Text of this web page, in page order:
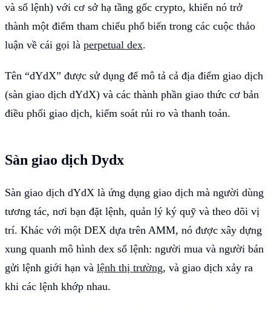
và sổ lệnh) với cơ sở hạ tầng gốc crypto, khiến nó trở
thành một điểm tham chiếu phổ biến trong các cuộc thảo
luận về cái gọi là perpetual dex.
Tên “dYdX” được sử dụng để mô tả cả địa điểm giao dịch
(sàn giao dịch dYdX) và các thành phần giao thức cơ bản
điều phối giao dịch, kiểm soát rủi ro và thanh toán.
Sàn giao dịch Dydx
Sàn giao dịch dYdX là ứng dụng giao dịch mà người dùng
tương tác, nơi bạn đặt lệnh, quản lý ký quỹ và theo dõi vị
trí. Khác với một DEX dựa trên AMM, nó được xây dựng
xung quanh mô hình dex sổ lệnh: người mua và người bán
gửi lệnh giới hạn và lệnh thị trường, và giao dịch xảy ra
khi các lệnh khớp nhau.